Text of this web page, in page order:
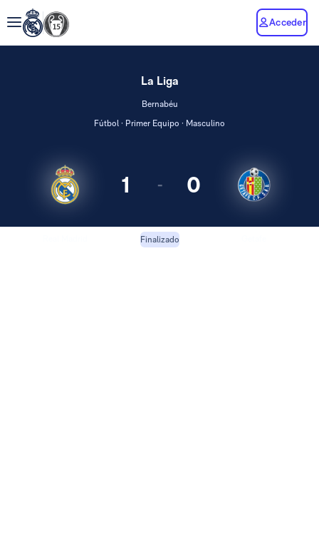
Acceder
La Liga
Bernabéu
Fútbol · Primer Equipo · Masculino
1 - 0
Finalizado